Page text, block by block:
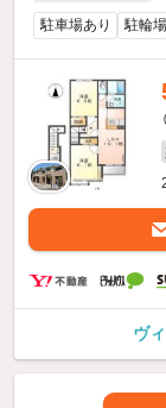
駐車場あり 駐輪
ヴ